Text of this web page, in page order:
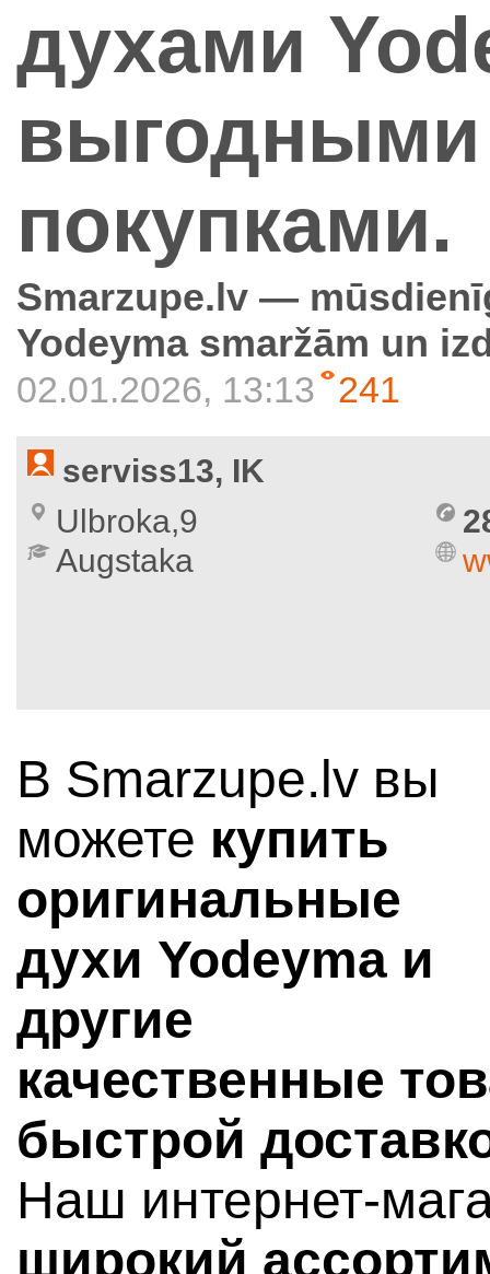
духами
выгодными
покупками.
Smarzupe.lv —
Yodeyma smaržām un
02.01.2026, 13:13 241
serviss13, IK
Ulbroka,9
Augstaka
В Smarzupe.lv вы
можете купить
оригинальные
духи Yodeyma и
другие
качественные
быстрой
Наш интернет-
широкий